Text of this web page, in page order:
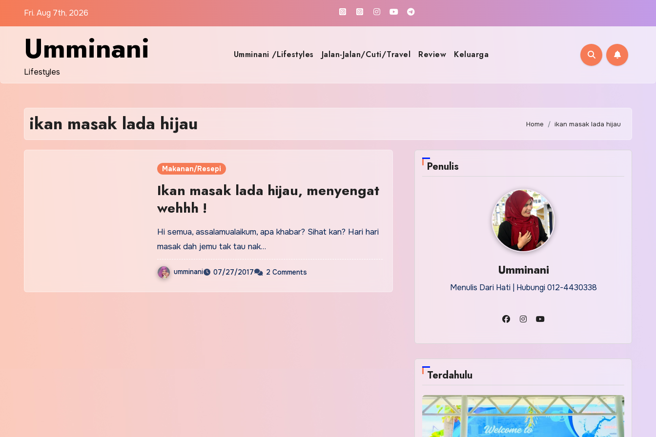
Fri. Aug 7th, 2026
Umminani
Lifestyles
Umminani /Lifestyles Jalan-Jalan/Cuti/Travel Review Keluarga
ikan masak lada hijau Home ikan masak lada hijau
Makanan/Resepi
Ikan masak lada hijau, menyengat
wehhh !
Hi semua, assalamualaikum, apa khabar? Sihat kan? Hari hari
masak dah jemu tak tau nak…
umminani 07/27/2017 2 Comments
Penulis
Umminani
Menulis Dari Hati | Hubungi 012-4430338
Terdahulu